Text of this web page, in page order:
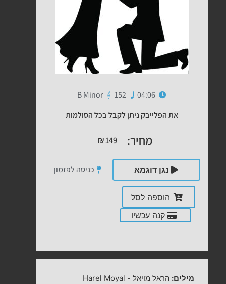
04:06
152
B Minor
את הפלייבק ניתן לקבל בכל הסולמות
מחיר: ₪149
נגן דוגמא כניסה לפזמון
הוספה לסל
קנה עכשיו
מילים: הראל מויאל -
Harel Moyal